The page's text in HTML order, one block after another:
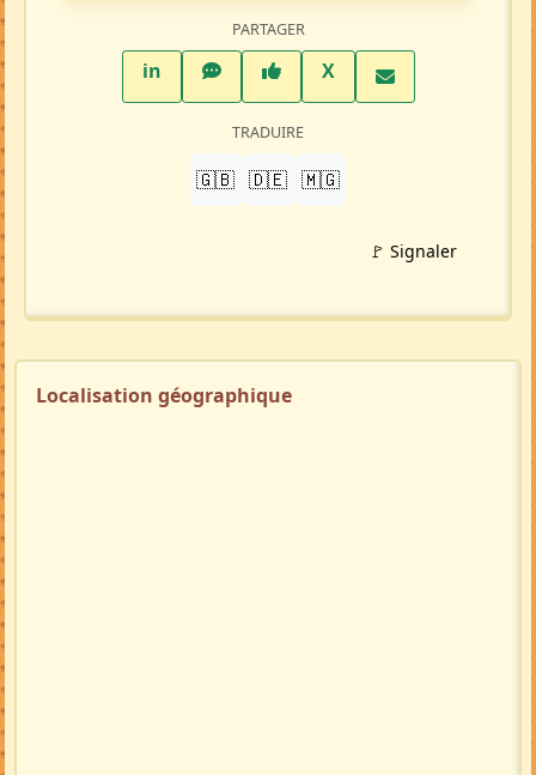
PARTAGER
inLinkedInWhatsAppFacebook
XTwitter X
TRADUIRE
🇬🇧 🇩🇪 🇲🇬
🚩 Signaler
Localisation géographique